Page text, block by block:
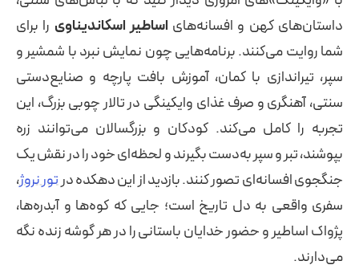
داستان‌های کهن و افسانه‌های اساطیر اسکاندیناوی را برای
شما روایت می‌کنند. برنامه‌هایی چون نمایش نبرد با شمشیر و
سپر، تیراندازی با کمان، آموزش بافت پارچه و صنایع‌دستی
سنتی، آهنگری و صرف غذای وایکینگی در تالار چوبی بزرگ، این
تجربه را کامل می‌کند. کودکان و بزرگسالان می‌توانند زره
بپوشند، تبر و سپر به‌دست بگیرند و لحظه‌ای خود را در نقش یک
جنگجوی افسانه‌ای تصور کنند. بازدید از این دهکده درتور نروژ،
سفری واقعی به دل تاریخ است؛ جایی که کوه‌ها و آبدره‌ها،
پژواک اساطیر و حضور خدایان باستانی را در هر گوشه زنده نگه
می‌دارند.